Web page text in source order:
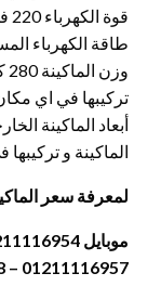
قوة الكهرباء 220 فولت تقريبي
طاقة الكهرباء المستهلكه 1.2 ك
تركيبها في اي
الماكينة و
لمعرفة سعر
01211116957 – 01211116958